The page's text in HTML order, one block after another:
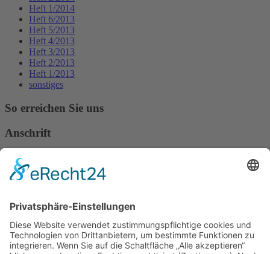
Heft 1/2014
Heft 6/2013
Heft 5/2013
Heft 4/2013
Heft 3/2013
Heft 2/2013
Heft 1/2013
sonstiges
So erreichen Sie uns
Anschrift
Verband Deutscher Tierheilpraktiker e.V.
Verbandsverwaltung
Am Rosenbraken 12
E-Mail
Diese E-Mail-Adresse ist vor Spambots geschützt! Zur Anzeige
muss JavaScript eingeschaltet sein!